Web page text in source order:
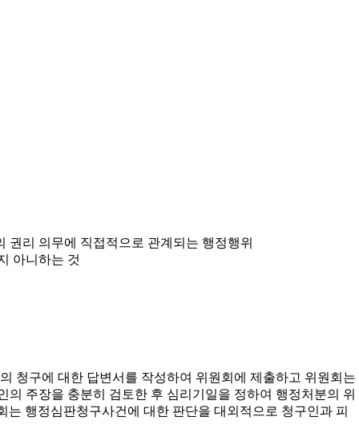
리 의무에 직접적으로 관계되는 행정행위
아니하는 것